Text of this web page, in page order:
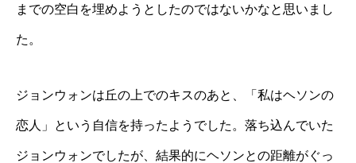
までの空白を埋めようとしたのではないかなと思いまし
た。
ジョンウォンは丘の上でのキスのあと、「私はヘソンの
恋人」という自信を持ったようでした。落ち込んでいた
ジョンウォンでしたが、結果的にヘソンとの距離がぐっ